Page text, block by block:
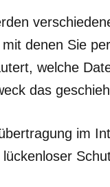
denen Sie
welche
das
im